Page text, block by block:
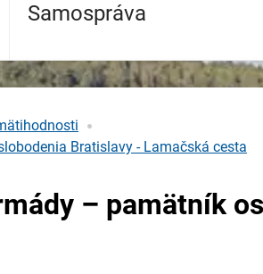
Samospráva
Bratislavy - Lamačská cesta
– pamätník